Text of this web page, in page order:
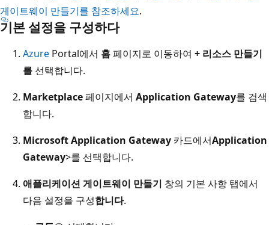
게이트웨이 만들기를 참조하세요.
기본 설정을 구성하다
Azure Portal에서 홈페이지로 이동하여 + 리소스 만들기
를 선택합니다.
Marketplace페이지에서 Application Gateway를 검색
합니다.
Microsoft Application Gateway 카드에서Application
Gateway>를 선택합니다.
애플리케이션 게이트웨이 만들기 창의 기본 사항 탭에서
다음 설정을 구성합니다.